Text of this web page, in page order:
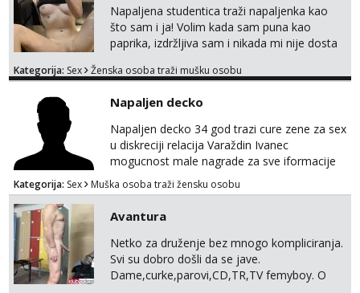
Napaljena studentica traži napaljenka kao
što sam i ja! Volim kada sam puna kao
paprika, izdržljiva sam i nikada mi nije dosta
bilo kad i bilo gdje zato se javi što prije da
tamo, cekam te!
Kategorija: Sex Ženska osoba traži mušku osobu
Napaljen decko
Napaljen decko 34 god trazi cure zene za sex
u diskreciji relacija Varaždin Ivanec
mogucnost male nagrade za sve iformacije
pisite na broj 098819637 pusa
Kategorija: Sex Muška osoba traži žensku osobu
Avantura
Netko za druženje bez mnogo kompliciranja.
Svi su dobro došli da se jave.
Dame,curke,parovi,CD,TR,TV femyboy. O